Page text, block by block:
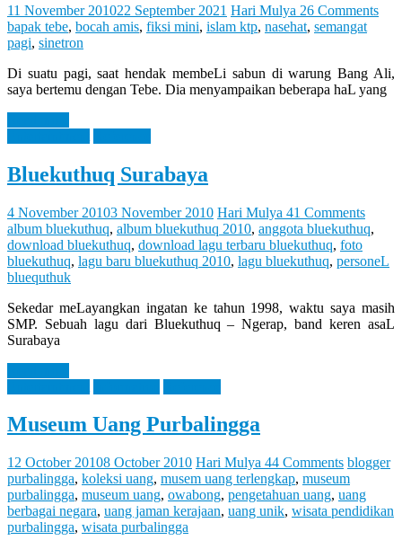
You
Feel
It
11 November 201022 September 2021 Hari Mulya 26 Comments
bapak tebe, bocah amis, fiksi mini, islam ktp, nasehat, semangat
pagi, sinetron
Di suatu pagi, saat hendak membeLi sabun di warung Bang Ali,
saya bertemu dengan Tebe. Dia menyampaikan beberapa haL yang
Bluekuthuq Surabaya
4 November 20103 November 2010 Hari Mulya 41 Comments
album bluekuthuq, album bluekuthuq 2010, anggota bluekuthuq,
download bluekuthuq, download lagu terbaru bluekuthuq, foto
bluekuthuq, lagu baru bluekuthuq 2010, lagu bluekuthuq, personeL
bluequthuk
Sekedar meLayangkan ingatan ke tahun 1998, waktu saya masih
SMP. Sebuah lagu dari Bluekuthuq – Ngerap, band keren asaL
Surabaya
Museum Uang Purbalingga
12 October 20108 October 2010 Hari Mulya 44 Comments blogger
purbalingga, koleksi uang, musem uang terlengkap, museum
purbalingga, museum uang, owabong, pengetahuan uang, uang
berbagai negara, uang jaman kerajaan, uang unik, wisata pendidikan
purbalingga, wisata purbalingga